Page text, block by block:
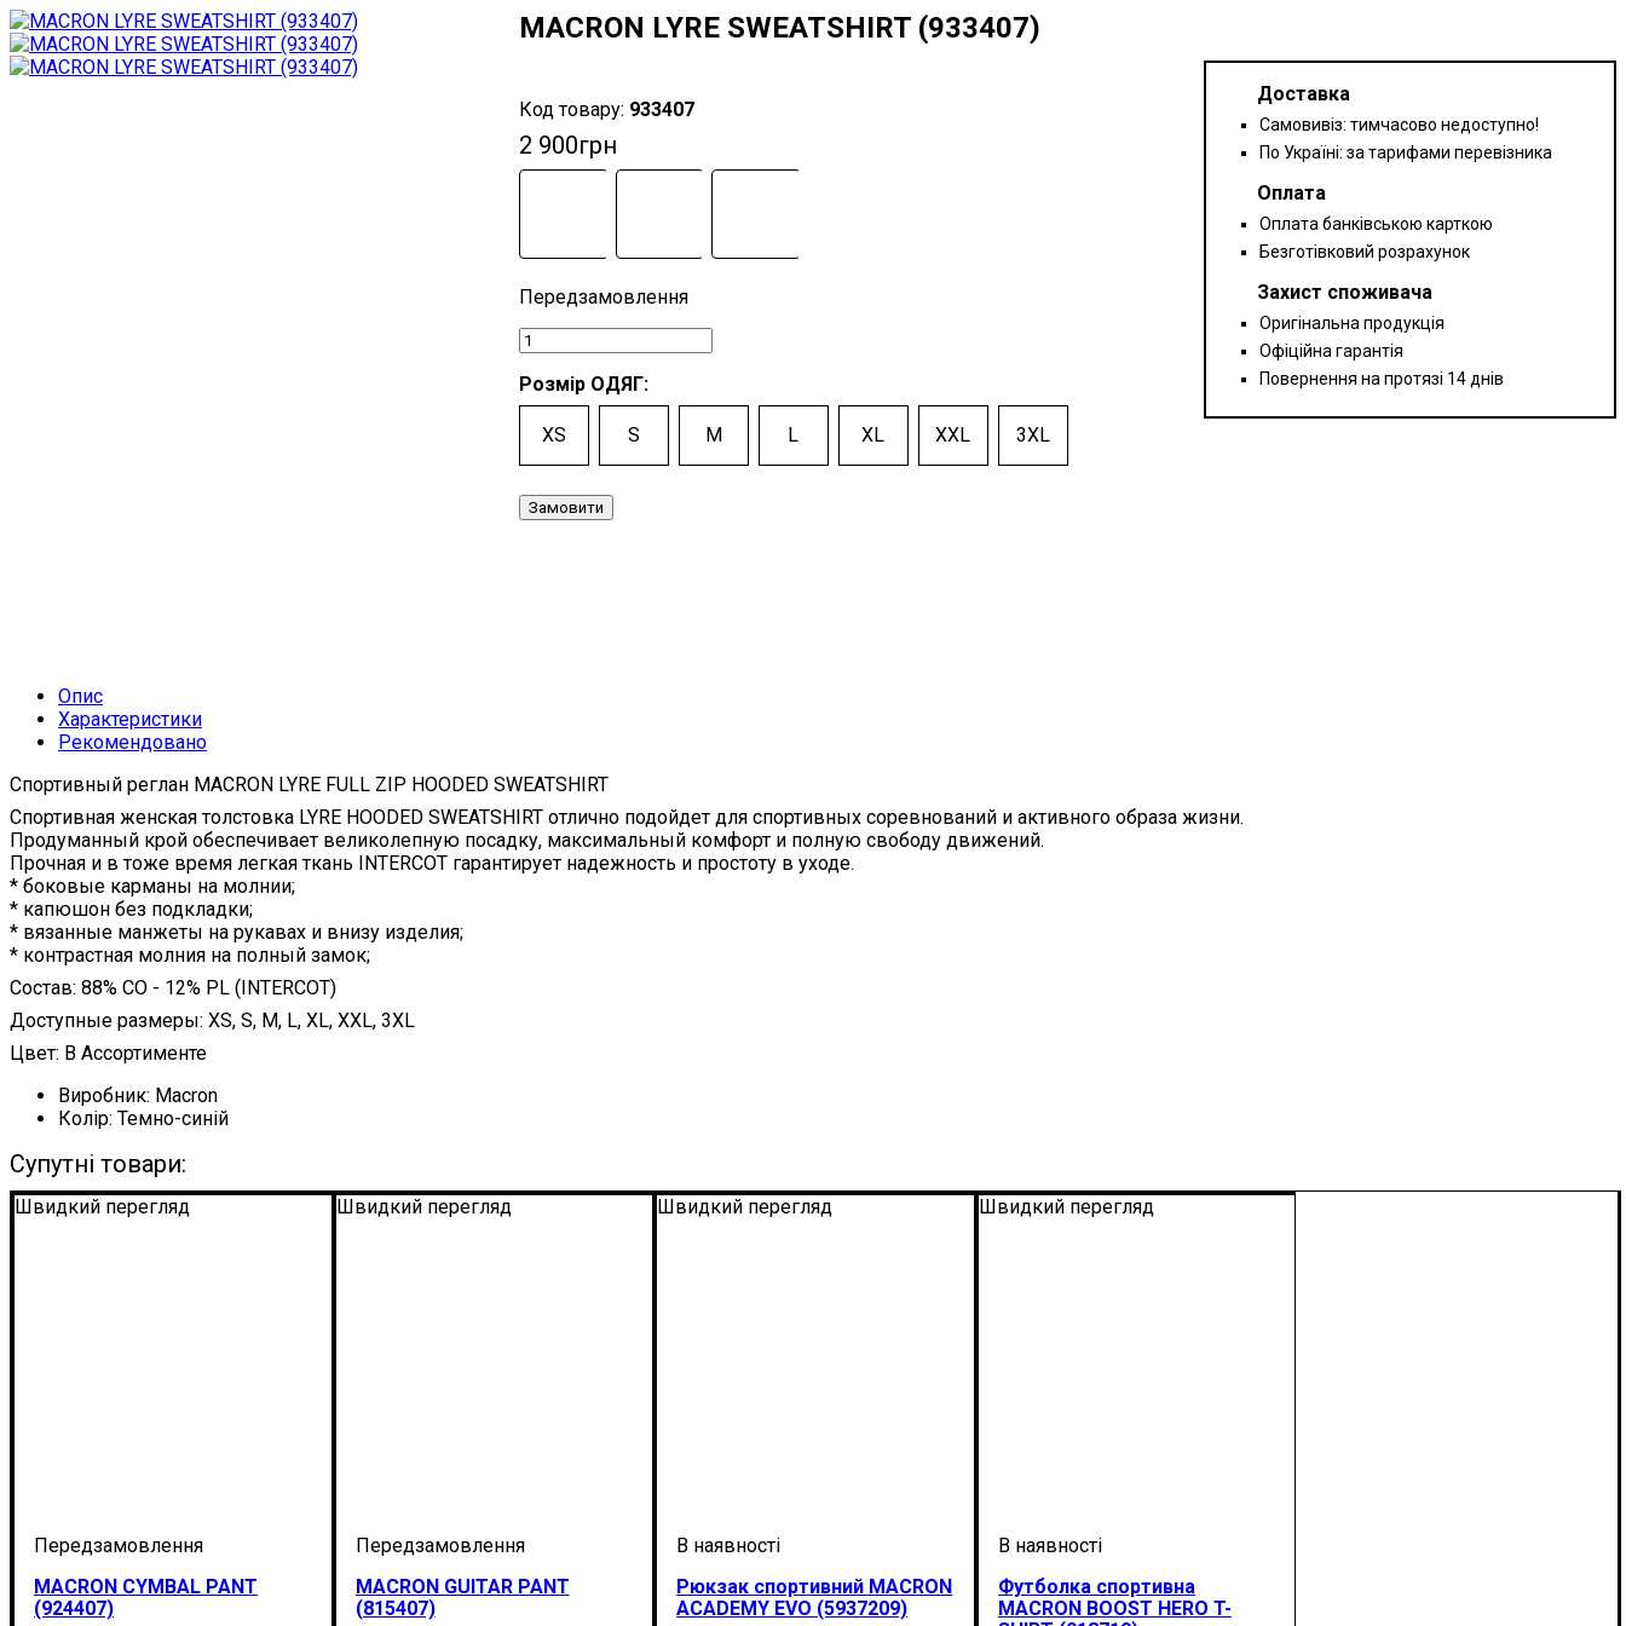
MACRON LYRE SWEATSHIRT (933407)
933407
2 900грн
Розмір ОДЯГ:
XS S M L XL XXL 3XL
Замовити
Доставка
Самовивіз: тимчасово недоступно!
По Україні: за тарифами перевізника
Оплата
Оплата банківською карткою
Безготівковий розрахунок
Захист споживача
Оригінальна продукція
Офіційна гарантія
Повернення на протязі 14 днів
Опис
Характеристики
Рекомендовано
Спортивный реглан MACRON LYRE FULL ZIP HOODED SWEATSHIRT
Спортивная женская толстовка LYRE HOODED SWEATSHIRT отлично подойдет для спортивных соревнований и активного образа жизни.
Продуманный крой обеспечивает великолепную посадку, максимальный комфорт и полную свободу движений.
Прочная и в тоже время легкая ткань INTERCOT гарантирует надежность и простоту в уходе.
* боковые карманы на молнии;
* капюшон без подкладки;
* вязанные манжеты на рукавах и внизу изделия;
* контрастная молния на полный замок;
Состав: 88% CO - 12% PL (INTERCOT)
Доступные размеры: XS, S, M, L, XL, XXL, 3XL
Цвет: В Ассортименте
Виробник: Macron
Колір: Темно-синій
Супутні товари:
Швидкий перегляд
MACRON CYMBAL PANT
(924407)
Швидкий перегляд
MACRON GUITAR PANT
(815407)
Швидкий перегляд
Рюкзак спортивний MACRON
ACADEMY EVO (5937209)
Швидкий перегляд
Футболка спортивна
MACRON BOOST HERO T-